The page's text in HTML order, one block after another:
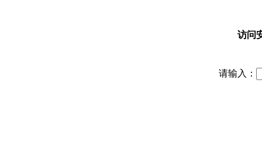
访问
请输入：